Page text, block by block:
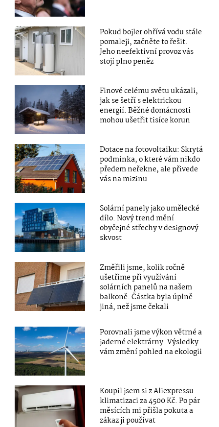
Pokud bojler ohřívá vodu stále
pomaleji, začněte to řešit.
Jeho neefektivní provoz vás
stojí plno peněz
Finové celému světu ukázali,
jak se šetří s elektrickou
energií. Běžné domácnosti
mohou ušetřit tisíce korun
Dotace na fotovoltaiku: Skrytá
podmínka, o které vám nikdo
předem neřekne, ale přivede
vás na mizinu
Solární panely jako umělecké
dílo. Nový trend mění
obyčejné střechy v designový
skvost
Změřili jsme, kolik ročně
ušetříme při využívání
solárních panelů na našem
balkoně. Částka byla úplně
jiná, než jsme čekali
Porovnali jsme výkon větrné a
jaderné elektrárny. Výsledky
vám změní pohled na ekologii
Koupil jsem si z Aliexpressu
klimatizaci za 4500 Kč. Po pár
měsících mi přišla pokuta a
zákaz ji používat